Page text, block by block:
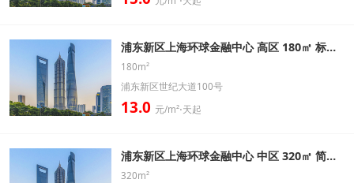
浦东新区上海环球金融中心 高区 180㎡ 标准办公室出租信息
180m²
浦东新区世纪大道100号
13.0 元/m²⋅天起
浦东新区上海环球金融中心 中区 320㎡ 简装办公室出租信息
320m²